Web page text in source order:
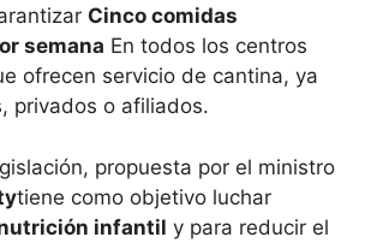
Cinco comidas
semana En todos los centros
ofrecen servicio de cantina, ya
privados o afiliados.
propuesta por el ministro
tiene como objetivo luchar
infantil y para reducir el